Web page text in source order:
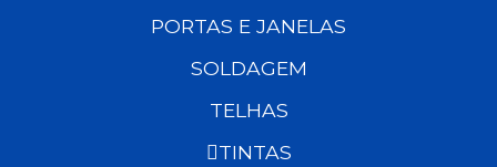
PORTAS E JANELAS
SOLDAGEM
TELHAS
TINTAS